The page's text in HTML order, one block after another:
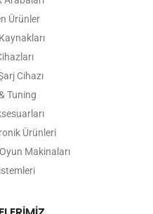
Ürünler
Cihazı
Tuning
Ürünleri
Makinaları